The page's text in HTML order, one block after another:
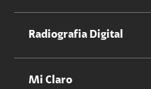
Claro club
Cotizador servicios móviles
Radiografia Digital
Mi Claro